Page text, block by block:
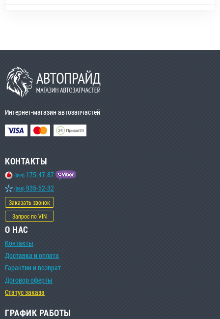
Интернет-магазин автозапчастей
КОНТАКТЫ
(099) 175-47-87
(068) 935-52-32
Заказать звонок
Запрос по VIN
О НАС
Контакты
Доставка и оплата
Гарантии и возврат
Договор оферты
Статус заказа
ГРАФИК РАБОТЫ